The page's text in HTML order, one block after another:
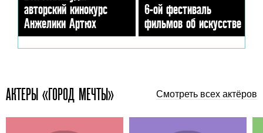
авторский кинокурс
Анжелики Артюх
6-ой фестиваль
фильмов об искусстве
АКТЕРЫ «ГОРОД МЕЧТЫ» Смотреть всех актёров